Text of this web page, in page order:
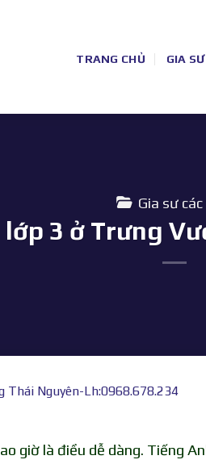
TRANG CHỦ GIA SƯ
Gia sư
3 ở Trưng
Thái Nguyên-Lh:0968.678.234
giờ là điều dễ dàng. Tiếng